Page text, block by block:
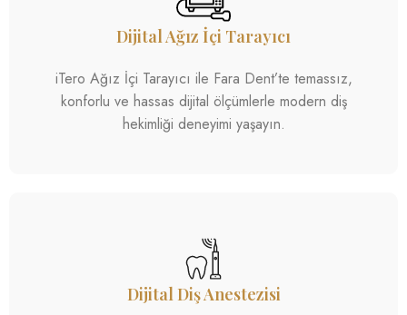
Dijital Ağız İçi Tarayıcı
iTero Ağız İçi Tarayıcı ile Fara Dent’te temassız,
konforlu ve hassas dijital ölçümlerle modern diş
hekimliği deneyimi yaşayın.
Dijital Diş Anestezisi